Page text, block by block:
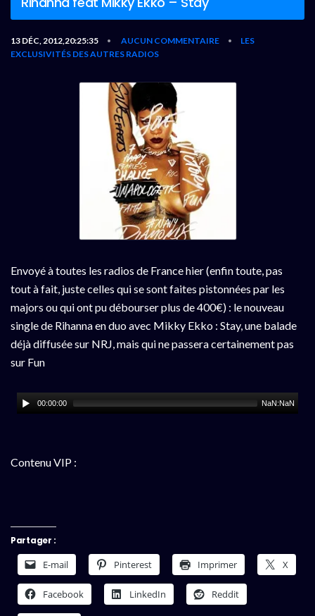
13 DÉC, 2012,20:25:35 • AUCUN COMMENTAIRE •
LES
EXCLUSIVITÉS DES AUTRES RADIOS
Envoyé à toutes les radios de France hier (enfin toute, pas
tout à fait, juste celles qui se sont faites pistonnées par les
majors ou qui ont pu débourser plus de 400€) : le nouveau
single de Rihanna en duo avec Mikky Ekko : Stay, une balade
déjà diffusée sur NRJ, mais qui ne passera certainement pas
sur Fun
00:00:00 NaN:NaN
Contenu VIP :
Partager :
E-mail Pinterest Imprimer X
Facebook LinkedIn Reddit